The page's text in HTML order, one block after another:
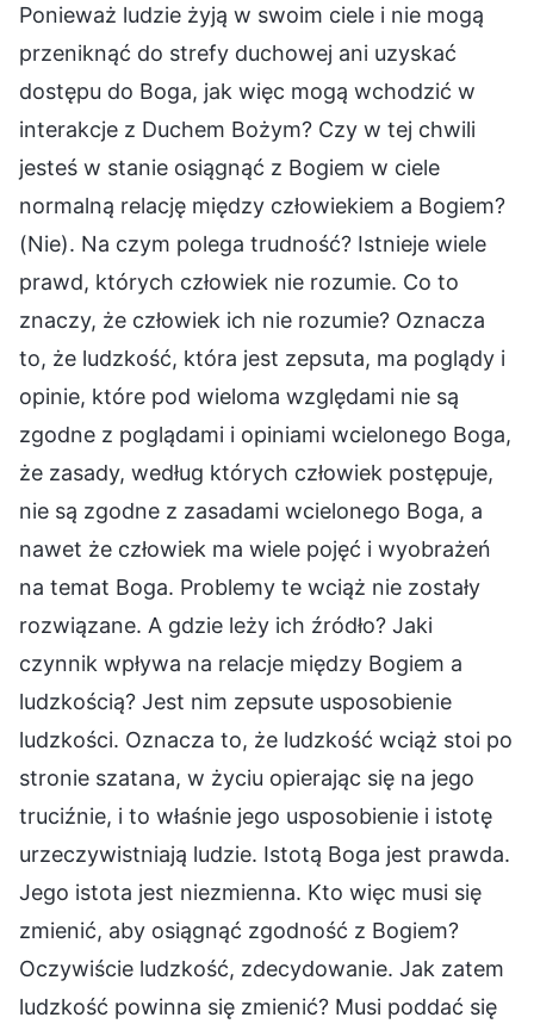
Ponieważ ludzie żyją w swoim ciele i nie mogą
przeniknąć do strefy duchowej ani uzyskać
dostępu do Boga, jak więc mogą wchodzić w
interakcje z Duchem Bożym? Czy w tej chwili
jesteś w stanie osiągnąć z Bogiem w ciele
normalną relację między człowiekiem a Bogiem?
(Nie). Na czym polega trudność? Istnieje wiele
prawd, których człowiek nie rozumie. Co to
znaczy, że człowiek ich nie rozumie? Oznacza
to, że ludzkość, która jest zepsuta, ma poglądy i
opinie, które pod wieloma względami nie są
zgodne z poglądami i opiniami wcielonego Boga,
że zasady, według których człowiek postępuje,
nie są zgodne z zasadami wcielonego Boga, a
nawet że człowiek ma wiele pojęć i wyobrażeń
na temat Boga. Problemy te wciąż nie zostały
rozwiązane. A gdzie leży ich źródło? Jaki
czynnik wpływa na relacje między Bogiem a
ludzkością? Jest nim zepsute usposobienie
ludzkości. Oznacza to, że ludzkość wciąż stoi po
stronie szatana, w życiu opierając się na jego
truciźnie, i to właśnie jego usposobienie i istotę
urzeczywistniają ludzie. Istotą Boga jest prawda.
Jego istota jest niezmienna. Kto więc musi się
zmienić, aby osiągnąć zgodność z Bogiem?
Oczywiście ludzkość, zdecydowanie. Jak zatem
ludzkość powinna się zmienić? Musi poddać się